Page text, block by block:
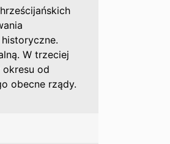
W trzeciej
od
obecne rządy.